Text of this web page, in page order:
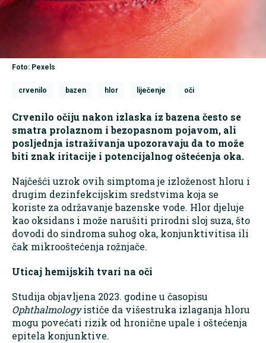
Foto: Pexels
crvenilo bazen hlor liječenje oči
Crvenilo očiju nakon izlaska iz bazena često se
smatra prolaznom i bezopasnom pojavom, ali
posljednja istraživanja upozoravaju da to može
biti znak iritacije i potencijalnog oštećenja oka.
Najčešći uzrok ovih simptoma je izloženost hloru i
drugim dezinfekcijskim sredstvima koja se
koriste za održavanje bazenske vode. Hlor djeluje
kao oksidans i može narušiti prirodni sloj suza, što
dovodi do sindroma suhog oka, konjunktivitisa ili
čak mikrooštećenja rožnjače.
Uticaj hemijskih tvari na oči
Studija objavljena 2023. godine u časopisu
Ophthalmologyističe da višestruka izlaganja hloru
mogu povećati rizik od hronične upale i oštećenja
epitela konjunktive.